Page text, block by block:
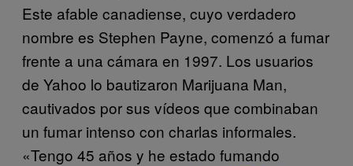
Este afable canadiense, cuyo verdadero
nombre es Stephen Payne, comenzó a fumar
frente a una cámara en 1997. Los usuarios
de Yahoo lo bautizaron Marijuana Man,
cautivados por sus vídeos que combinaban
un fumar intenso con charlas informales.
«Tengo 45 años y he estado fumando